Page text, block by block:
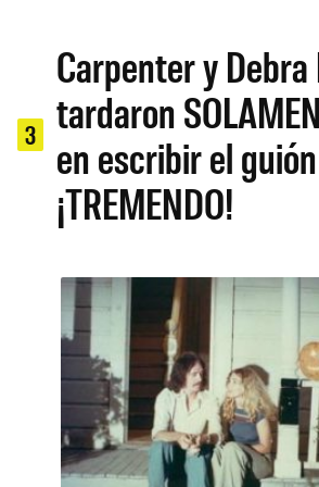
3
Carpenter y Debra
tardaron
en escribir el
¡TREMENDO!